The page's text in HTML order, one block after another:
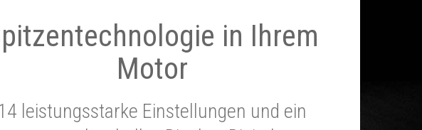
in Ihrem
Motor
leistungsstarke Einstellungen und ein